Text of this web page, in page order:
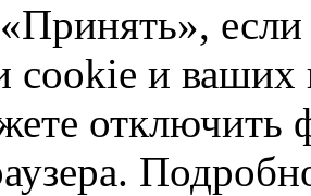
если
cookie и
отключить